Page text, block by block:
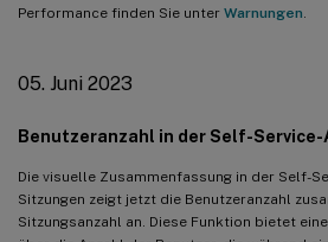
Performance finden Sie unter Warnungen
05. Juni 2023
Benutzeranzahl in der Self-
Die visuelle Zusammenfassung in der Self-
Sitzungen zeigt jetzt die Benutzeranzahl
Sitzungsanzahl an. Diese Funktion bietet